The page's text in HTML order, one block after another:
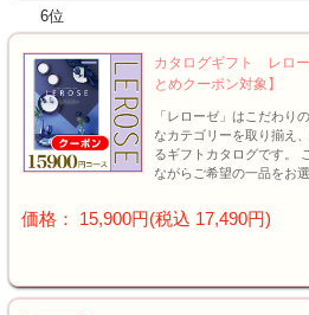
6位
カタログギフト レロ
とめクーポン対象】
「レローゼ」はこだわり
なカテゴリーを取り揃え
るギフトカタログです。
ながらご希望の一品をお
価格： 15,900円(税込 17,490円)